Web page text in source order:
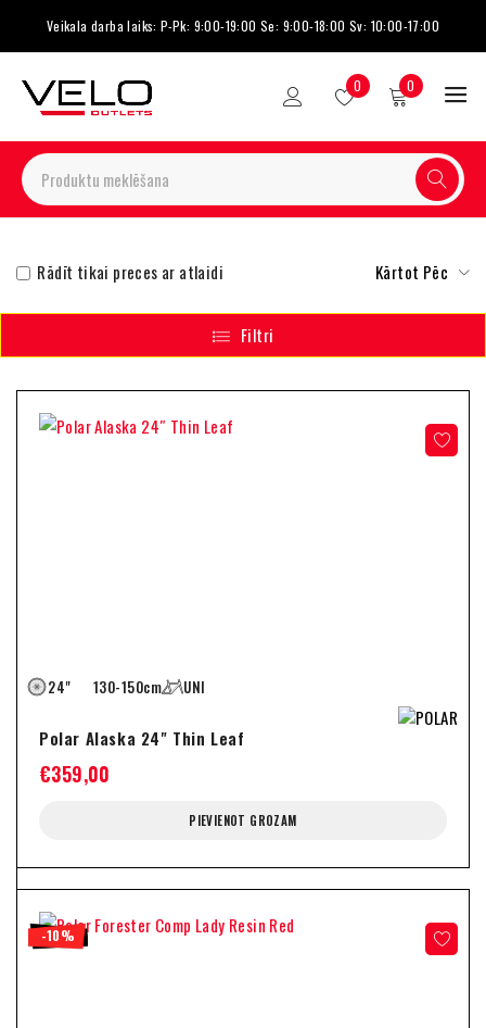
Veikala darba laiks: P-Pk: 9:00-19:00 Se: 9:00-18:00 Sv: 10:00-17:00
0 0
Kārtot Pēc
Rādīt tikai preces ar atlaidi
Filtri
24" 130-150cm UNI
Polar Alaska 24" Thin Leaf
€359,00
PIEVIENOT GROZAM
-10%